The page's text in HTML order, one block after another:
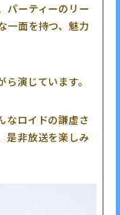
パーティーのリー
一面を持つ、魅力
演じています。
なロイドの謙虚さ
是非放送を楽しみ